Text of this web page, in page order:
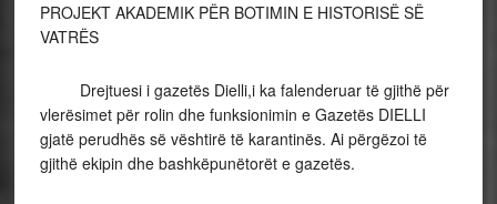
PROJEKT AKADEMIK PËR BOTIMIN E HISTORISË SË
VATRËS
Drejtuesi i gazetës Dielli,i ka falenderuar të gjithë për
vlerësimet për rolin dhe funksionimin e Gazetës DIELLI
gjatë perudhës së vështirë të karantinës. Ai përgëzoi të
gjithë ekipin dhe bashkëpunëtorët e gazetës.